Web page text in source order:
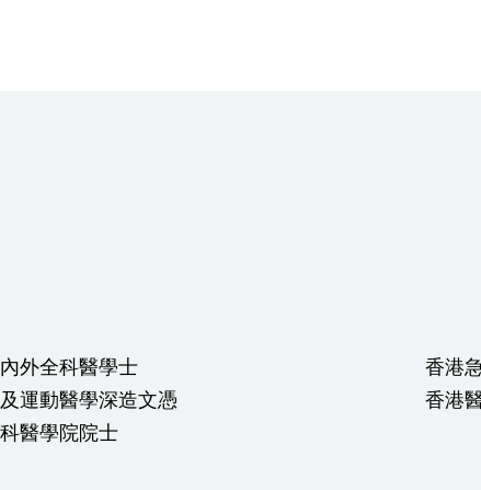
外全科醫學士
運動醫學深造文憑
醫學院院士
香港
香港